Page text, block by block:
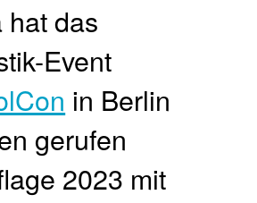
hat das
Event
in Berlin
gerufen
2023 mit